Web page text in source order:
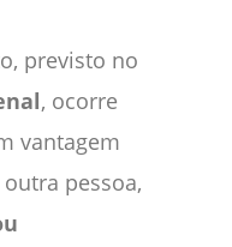
previsto no
, ocorre
vantagem
pessoa,